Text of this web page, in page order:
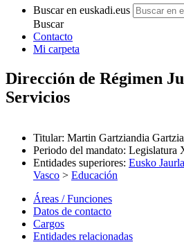
Buscar en euskadi.eus
Buscar
Contacto
Mi carpeta
Dirección de Régimen
Servicios
Titular: Martin Gartziandia
Periodo del mandato: Legislatura
Entidades superiores: Eusko
Vasco > Educación
Áreas / Funciones
Datos de contacto
Cargos
Entidades relacionadas